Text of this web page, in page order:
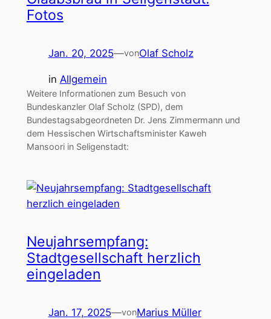
Fotos
Jan. 20, 2025—vonOlaf Scholz
in Allgemein
Weitere Informationen zum Besuch von
Bundeskanzler Olaf Scholz (SPD), dem
Bundestagsabgeordneten Dr. Jens Zimmermann und
dem Hessischen Wirtschaftsminister Kaweh
Mansoori in Seligenstadt:
Neujahrsempfang:
Stadtgesellschaft herzlich
eingeladen
Jan. 17, 2025—vonMarius Müller